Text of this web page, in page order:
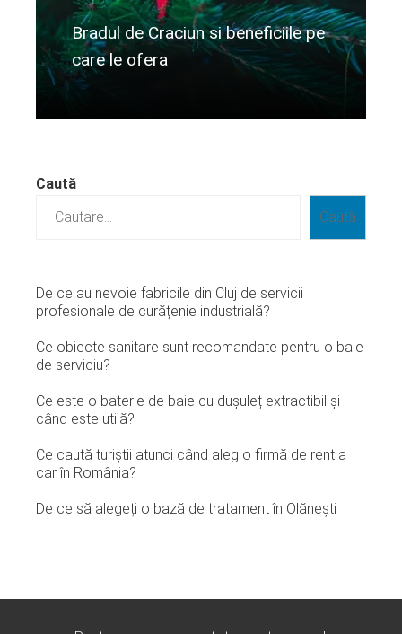
Bradul de Craciun si beneficiile pe
care le ofera
Citeste mai departe...
Caută
Caută
De ce au nevoie fabricile din Cluj de servicii
profesionale de curățenie industrială?
Ce obiecte sanitare sunt recomandate pentru o baie
de serviciu?
Ce este o baterie de baie cu dușuleț extractibil și
când este utilă?
Ce caută turiștii atunci când aleg o firmă de rent a
car în România?
De ce să alegeți o bază de tratament în Olănești